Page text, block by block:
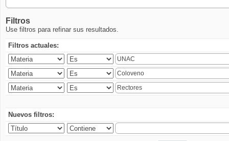
Filtros
Use filtros para refinar sus resultados.
Filtros actuales:
Nuevos filtros: